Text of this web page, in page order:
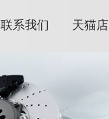
联系我们 天猫店